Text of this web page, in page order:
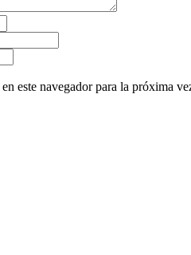
este navegador para la próxima